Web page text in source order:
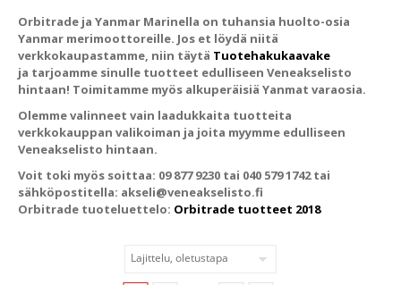
Orbitrade ja Yanmar Marinella on tuhansia huolto-osia
Yanmar merimoottoreille. Jos et löydä niitä
verkkokaupastamme, niin täytä Tuotehakukaavake
ja tarjoamme sinulle tuotteet edulliseen Veneakselisto
hintaan! Toimitamme myös alkuperäisiä Yanmat varaosia.
Olemme valinneet vain laadukkaita tuotteita
verkkokauppan valikoiman ja joita myymme edulliseen
Veneakselisto hintaan.
Voit toki myös soittaa: 09 877 9230 tai 040 579 1742 tai
sähköpostitella: akseli@veneakselisto.fi
Orbitrade tuoteluettelo: Orbitrade tuotteet 2018